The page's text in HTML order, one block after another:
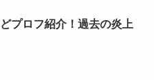
プロフ紹介！過去の炎上